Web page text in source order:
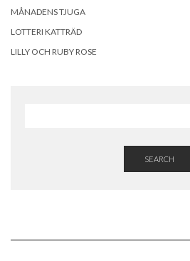
MÅNADENS TJUGA
LOTTERI KATTRÄD
LILLY OCH RUBY ROSE
SEARCH